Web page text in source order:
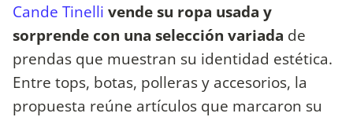
Cande Tinelli vende su ropa usada y
sorprende con una selección variada de
prendas que muestran su identidad estética.
Entre tops, botas, polleras y accesorios, la
propuesta reúne artículos que marcaron su